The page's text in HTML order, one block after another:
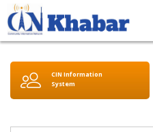
CIN Information
System